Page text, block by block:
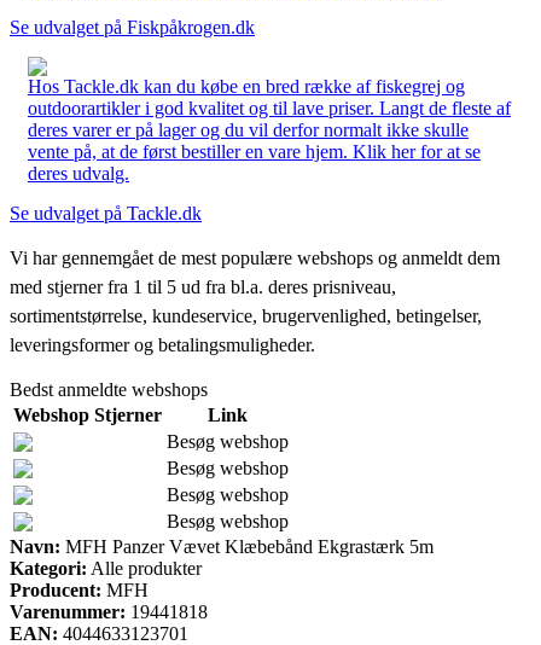
Se udvalget på Fiskpåkrogen.dk
Hos Tackle.dk kan du købe en bred række af fiskegrej og
outdoorartikler i god kvalitet og til lave priser. Langt de fleste af
deres varer er på lager og du vil derfor normalt ikke skulle
vente på, at de først bestiller en vare hjem. Klik her for at se
deres udvalg.
Se udvalget på Tackle.dk
Vi har gennemgået de mest populære webshops og anmeldt dem
med stjerner fra 1 til 5 ud fra bl.a. deres prisniveau,
sortimentstørrelse, kundeservice, brugervenlighed, betingelser,
leveringsformer og betalingsmuligheder.
Bedst anmeldte webshops
Webshop Stjerner
Link
Besøg webshop
Besøg webshop
Besøg webshop
Besøg webshop
Navn: MFH Panzer Vævet Klæbebånd Ekgrastærk 5m
Kategori: Alle produkter
Producent: MFH
Varenummer: 19441818
EAN: 4044633123701